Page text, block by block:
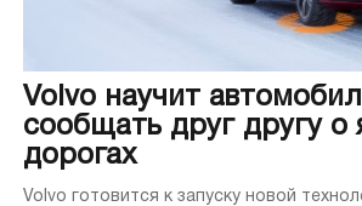
Volvo научит
сообщать друг другу о
дорогах
Volvo готовится к запуску новой